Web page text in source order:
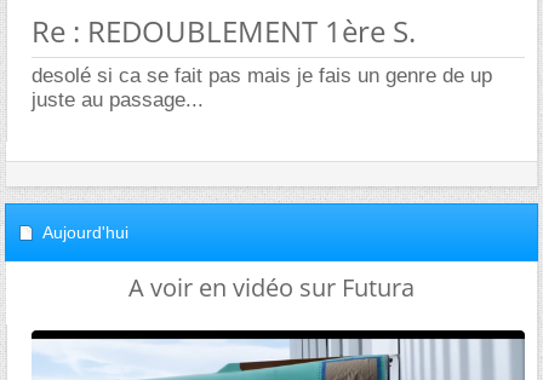
Re : REDOUBLEMENT 1ère S.
desolé si ca se fait pas mais je fais un genre de up
juste au passage...
Aujourd'hui
A voir en vidéo sur Futura